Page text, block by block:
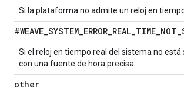
Si la plataforma no admite un reloj en tiempo
#WEAVE_SYSTEM_ERROR_REAL_TIME_NOT_
Si el reloj en tiempo real del sistema no está
con una fuente de hora precisa.
other